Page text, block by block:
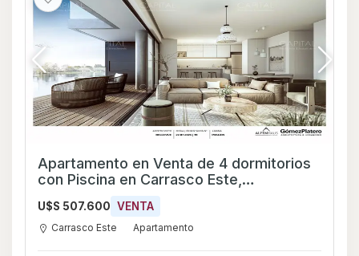
Apartamento en Venta de 4 dormitorios
con Piscina en Carrasco Este,
Montevideo
U$S 507.600 VENTA
Carrasco Este Apartamento